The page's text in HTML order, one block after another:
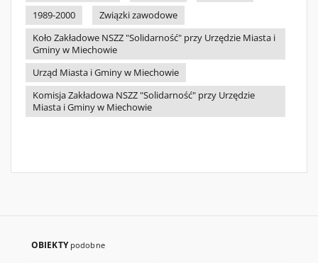
1989-2000
Związki zawodowe
Koło Zakładowe NSZZ "Solidarność" przy Urzędzie Miasta i
Gminy w Miechowie
Urząd Miasta i Gminy w Miechowie
Komisja Zakładowa NSZZ "Solidarność" przy Urzędzie
Miasta i Gminy w Miechowie
OBIEKTY podobne